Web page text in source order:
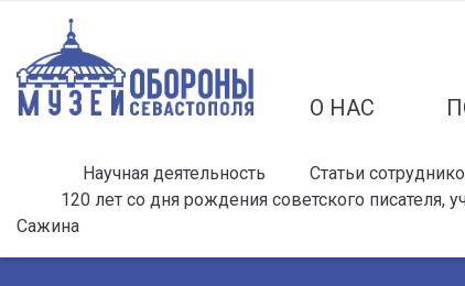
О НАС
Научная деятельность
Статьи
120 лет со дня рождения советского писателя,
Сажина